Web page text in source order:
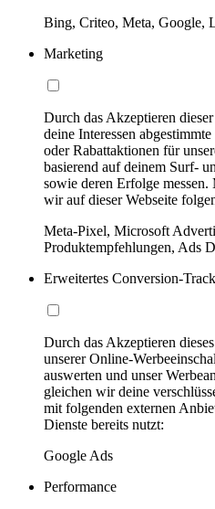
Bing, Criteo, Meta, Google,
Marketing
Durch das Akzeptieren
deine Interessen
oder Rabattaktionen für
basierend auf deinem Surf-
sowie deren Erfolge
wir auf dieser Webseite
Meta-Pixel, Microsoft
Produktempfehlungen, Ads
Erweitertes Conversion-
Durch das Akzeptieren
unserer Online-
auswerten und unser
gleichen wir deine
mit folgenden externen
Dienste bereits nutzt:
Google Ads
Performance